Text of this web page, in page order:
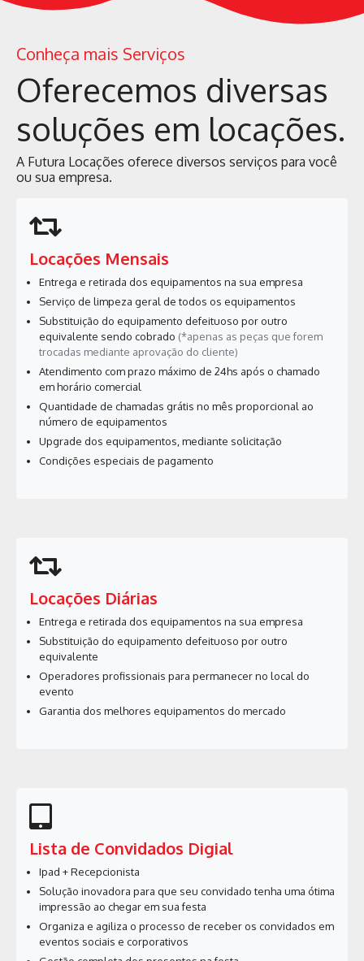
Conheça mais Serviços
Oferecemos diversas
soluções em locações.
A Futura Locações oferece diversos serviços para você
ou sua empresa.
Locações Mensais
Entrega e retirada dos equipamentos na sua empresa
Serviço de limpeza geral de todos os equipamentos
Substituição do equipamento defeituoso por outro
equivalente sendo cobrado (*apenas as peças que forem
trocadas mediante aprovação do cliente)
Atendimento com prazo máximo de 24hs após o chamado
em horário comercial
Quantidade de chamadas grátis no mês proporcional ao
número de equipamentos
Upgrade dos equipamentos, mediante solicitação
Condições especiais de pagamento
Locações Diárias
Entrega e retirada dos equipamentos na sua empresa
Substituição do equipamento defeituoso por outro
equivalente
Operadores profissionais para permanecer no local do
evento
Garantia dos melhores equipamentos do mercado
Lista de Convidados Digial
Ipad + Recepcionista
Solução inovadora para que seu convidado tenha uma ótima
impressão ao chegar em sua festa
Organiza e agiliza o processo de receber os convidados em
eventos sociais e corporativos